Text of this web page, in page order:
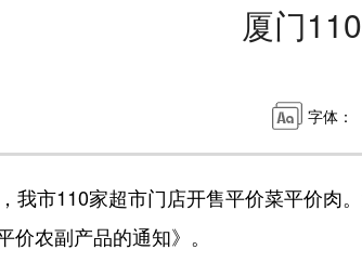
厦门
字体：
市110家超市门店开售平价菜平价肉
价农副产品的通知》。